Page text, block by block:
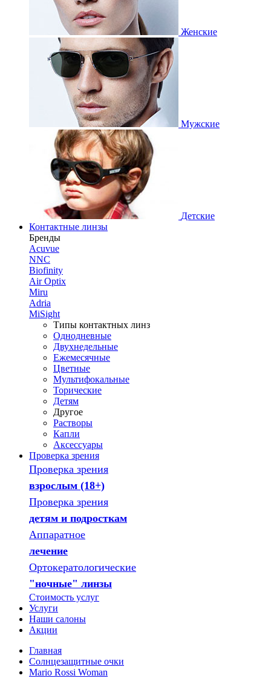
Женские
Мужские
Детские
Контактные линзы
Бренды
Acuvue
NNC
Biofinity
Air Optix
Miru
Adria
MiSight
Типы контактных линз
Однодневные
Двухнедельные
Ежемесячные
Цветные
Мультифокальные
Торические
Детям
Другое
Растворы
Капли
Аксессуары
Проверка зрения
Проверка зрения
взрослым (18+)
Проверка зрения
детям и подросткам
Аппаратное
лечение
Ортокератологические
"ночные" линзы
Стоимость услуг
Услуги
Наши салоны
Акции
Главная
Солнцезащитные очки
Mario Rossi Woman